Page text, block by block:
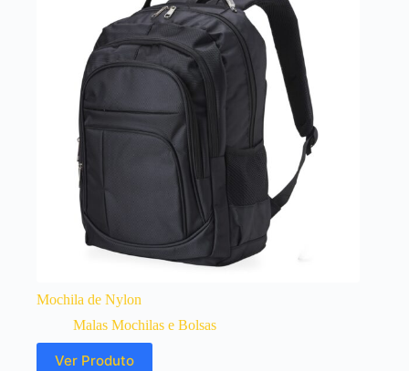
Mochila de Nylon
Malas Mochilas e Bolsas
Ver Produto